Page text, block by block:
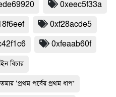
0xeec5f33a
0xf28acde5
0xfeaab60f
বিচার
‘প্রথম পর্বের প্রথম ধাপ’